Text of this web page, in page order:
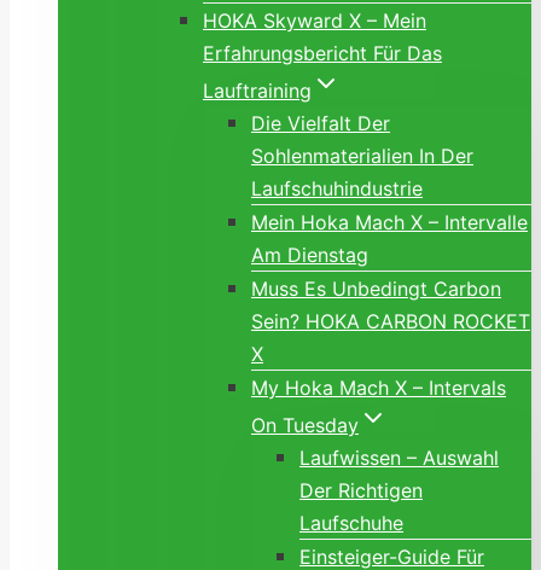
HOKA Skyward X – Mein
Erfahrungsbericht Für Das
Lauftraining
Die Vielfalt Der
Sohlenmaterialien In Der
Laufschuhindustrie
Mein Hoka Mach X – Intervalle
Am Dienstag
Muss Es Unbedingt Carbon
Sein? HOKA CARBON ROCKET
X
My Hoka Mach X – Intervals
On Tuesday
Laufwissen – Auswahl
Der Richtigen
Laufschuhe
Einsteiger-Guide Für